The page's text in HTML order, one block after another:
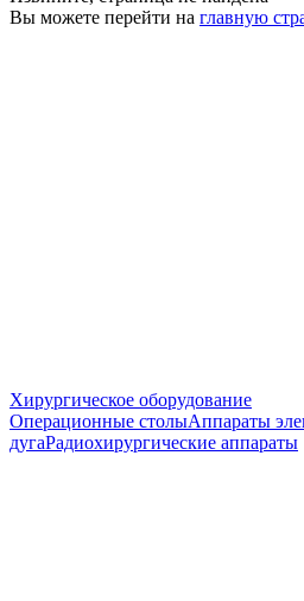
Вы можете перейти на главную
Хирургическое оборудование
Операционные столыАппараты
дугаРадиохирургические аппараты